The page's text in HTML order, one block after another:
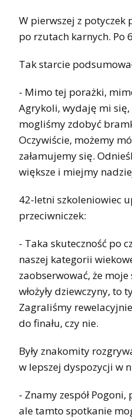
W pierwszej z potyczek
po rzutach karnych. Po
Tak starcie
- Mimo tej porażki,
Agrykoli, wydaję mi się,
mogliśmy zdobyć
Oczywiście, możemy
załamujemy się.
większe i miejmy
42-letni szkoleniowiec
przeciwniczek:
- Taka skuteczność po
naszej kategorii
zaobserwować, że
włożyły dziewczyny,
Zagraliśmy
do finału, czy nie.
Były znakomity
w lepszej dyspozycji w
- Znamy zespół
ale tamto spotkanie